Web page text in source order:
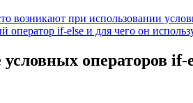
возникают при использовании
оператор if-else и для чего он
условных операторов